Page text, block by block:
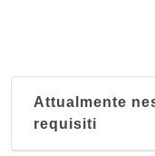
Attualmente
requisiti